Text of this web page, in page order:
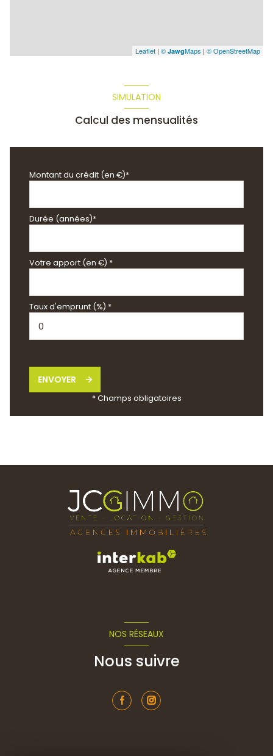
Leaflet | © JawgMaps | © OpenStreetMap
SIMULATION
Calcul des mensualités
Montant du crédit (en €)*
Durée (années)*
Votre apport (en €) *
Taux d'emprunt (%) *
ENVOYER
* Champs obligatoires
NOS RÉSEAUX
Nous suivre